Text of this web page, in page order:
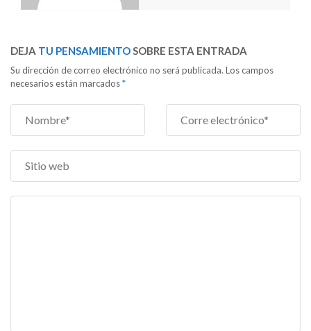
DEJA TU PENSAMIENTOSOBRE ESTA ENTRADA
Su dirección de correo electrónico no será publicada. Los campos
necesarios están marcados*